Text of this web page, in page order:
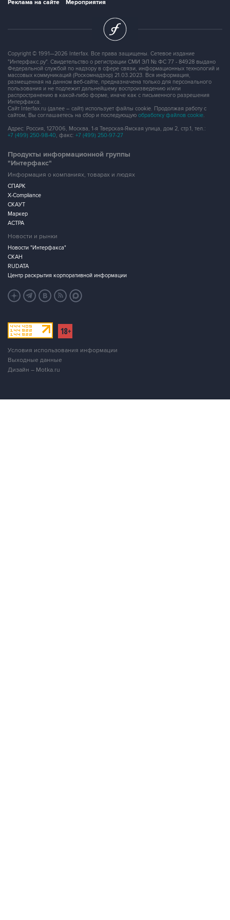
Copyright © 1991—2026 Interfax. Все права защищены. Сетевое издание
"Интерфакс.ру". Свидетельство о регистрации СМИ ЭЛ № ФС 77 - 84928 выдано
массовых коммуникаций (Роскомнадзор) 21.03.2023. Вся информация,
размещенная на данном веб-сайте, предназначена только для персонального
пользования и не подлежит дальнейшему воспроизведению и/или
распространению в какой-либо форме, иначе как с письменного разрешения
Интерфакса.
Сайт Interfax.ru (далее – сайт) использует файлы cookie. Продолжая работу с
сайтом, Вы соглашаетесь на сбор и последующую обработку файлов cookie.
Адрес: Россия, 127006, Москва, 1-я Тверская-Ямская улица, дом 2, стр.1, тел.:
+7 (499) 250-98-40, факс: +7 (499) 250-97-27
Продукты информационной группы
Информация о компаниях, товарах и людях
СПАРК
X-Compliance
СКАУТ
Маркер
АСТРА
Новости и рынки
Новости "Интерфакса"
СКАН
RUDATA
Центр раскрытия корпоративной информации
Условия использования информации
Выходные данные
Дизайн – Motka.ru